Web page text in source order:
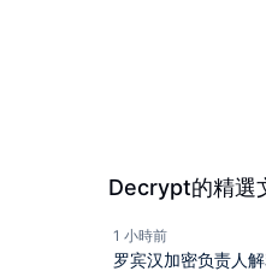
Decrypt的精選
1 小時前
罗宾汉加密负责人